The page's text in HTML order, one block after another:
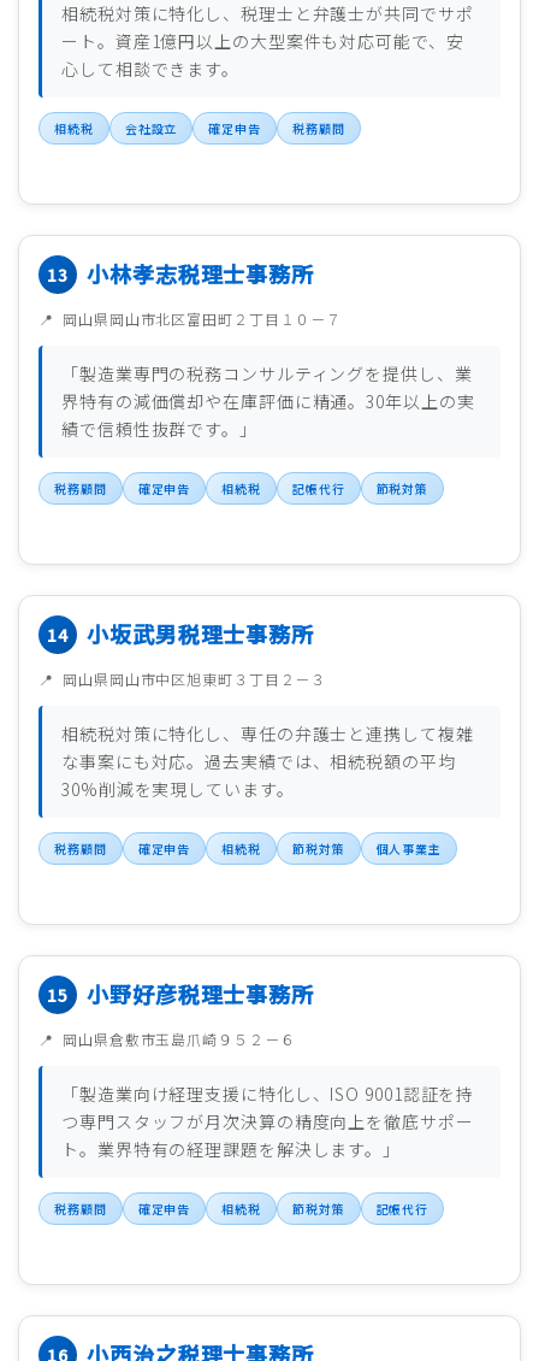
相続税対策に特化し、税理士と弁護士が共同でサポ
ート。資産1億円以上の大型案件も対応可能で、安
心して相談できます。
相続税 会社設立 確定申告 税務顧問
小林孝志税理士事務所
岡山県岡山市北区富田町２丁目１０－７
「製造業専門の税務コンサルティングを提供し、業
界特有の減価償却や在庫評価に精通。30年以上の実
績で信頼性抜群です。」
税務顧問 確定申告 相続税 記帳代行 節税対策
小坂武男税理士事務所
岡山県岡山市中区旭東町３丁目２－３
相続税対策に特化し、専任の弁護士と連携して複雑
な事案にも対応。過去実績では、相続税額の平均
30%削減を実現しています。
税務顧問 確定申告 相続税 節税対策 個人事業主
小野好彦税理士事務所
岡山県倉敷市玉島爪崎９５２－６
「製造業向け経理支援に特化し、ISO 9001認証を持
つ専門スタッフが月次決算の精度向上を徹底サポー
ト。業界特有の経理課題を解決します。」
税務顧問 確定申告 相続税 節税対策 記帳代行
小西治之税理士事務所